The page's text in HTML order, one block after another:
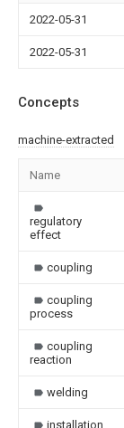
2022-05-31
2022-05-31
Concepts
machine-extracted
Name
regulatory
effect
coupling
coupling
process
coupling
reaction
welding
installation